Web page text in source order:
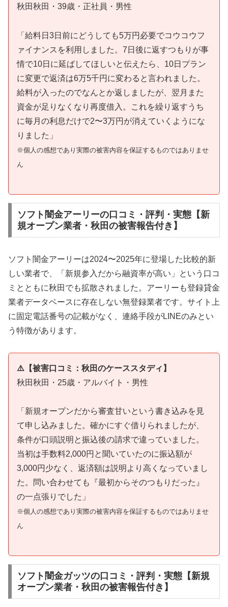
秋田秋田・39歳・正社員・男性
「給料日3日前にどうしても5万円必要でコウコウフ
ァイナンスを利用しました。7日後に返すつもりが事
情で10日に延ばしてほしいと伝えたら、10日プラン
に変更で返済は6万5千円に変わると言われました。
給料が入ったのでなんとか返しましたが、翌月また
資金が足りなくなり再度借入。これを繰り返すうち
に毎月の利息だけで2〜3万円が消えていくようにな
りました」
※個人の感想であり実際の被害内容を保証するものではありませ
ん
ソフト闇金アーリーの口コミ・評判・実態【新
規オープン業者・秋田の被害報告付き】
ソフト闇金アーリーは2024〜2025年に登場した比較的新
しい業者で、「新規参入だから融資率が高い」という口コ
ミとともに秋田でも拡散されました。アーリーも登録貸金
業者データベースに存在しない無登録業者です。サイト上
に固定電話番号の記載がなく、連絡手段がLINEのみとい
う特徴があります。
⚠️【被害口コミ：秋田のケーススタディ】
秋田秋田・25歳・アルバイト・男性
「新規オープンだから審査甘いという書き込みを見
て申し込みました。確かにすぐ借りられましたが、
条件が口頭説明と振込後の請求で違っていました。
当初は手数料2,000円と聞いていたのに振込額が
3,000円少なく、返済額は説明より高くなっていまし
た。問い合わせても『最初からそのつもりだった』
の一点張りでした」
※個人の感想であり実際の被害内容を保証するものではありませ
ん
ソフト闇金ガッツの口コミ・評判・実態【新規
オープン業者・秋田の被害報告付き】